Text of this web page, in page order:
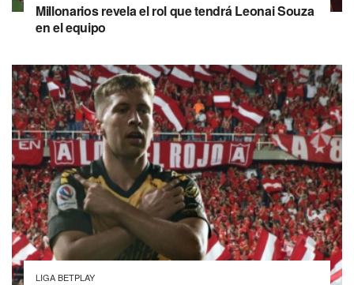
Millonarios revela el rol que tendrá Leonai Souza
en el equipo
LIGA BETPLAY